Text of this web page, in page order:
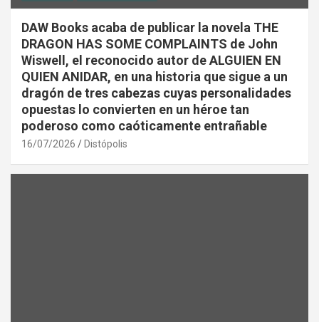
DAW Books acaba de publicar la novela THE
DRAGON HAS SOME COMPLAINTS de John
Wiswell, el reconocido autor de ALGUIEN EN
QUIEN ANIDAR, en una historia que sigue a un
dragón de tres cabezas cuyas personalidades
opuestas lo convierten en un héroe tan
poderoso como caóticamente entrañable
16/07/2026 Distópolis